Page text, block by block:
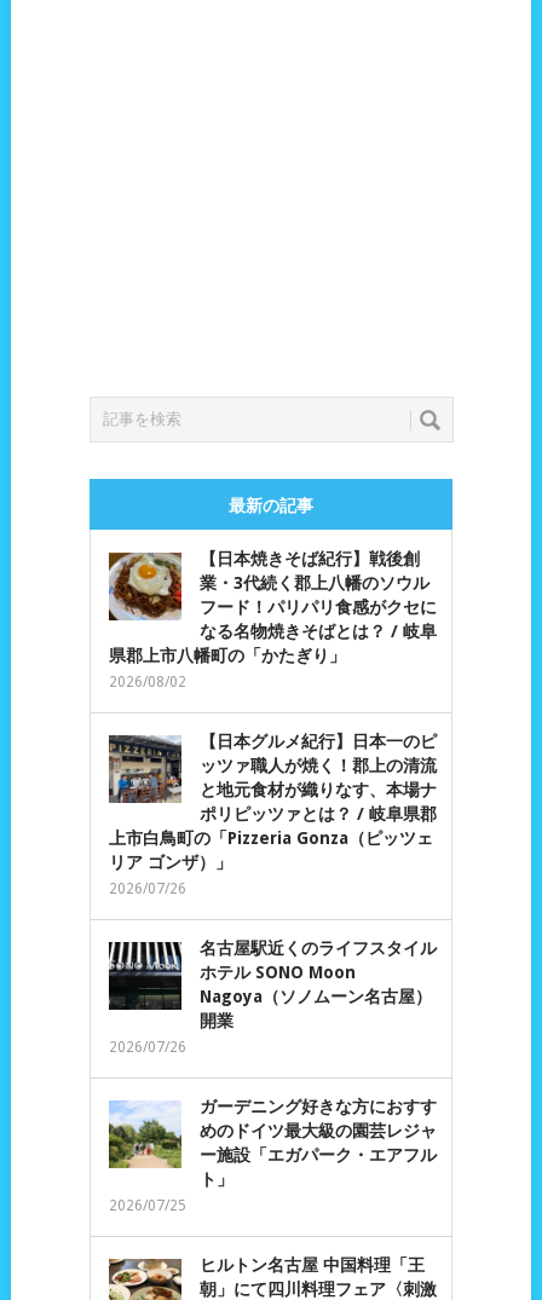
最新の記事
【日本焼きそば紀行】戦後創
業・3代続く郡上八幡のソウル
フード！パリパリ食感がクセに
なる名物焼きそばとは？ / 岐阜
県郡上市八幡町の「かたぎり」
2026/08/02
【日本グルメ紀行】日本一のピ
ッツァ職人が焼く！郡上の清流
と地元食材が織りなす、本場ナ
ポリピッツァとは？ / 岐阜県郡
上市白鳥町の「Pizzeria Gonza（ピッツェ
リア ゴンザ）」
2026/07/26
名古屋駅近くのライフスタイル
ホテル SONO Moon
Nagoya（ソノムーン名古屋）
開業
2026/07/26
ガーデニング好きな方におすす
めのドイツ最大級の園芸レジャ
ー施設「エガパーク・エアフル
ト」
2026/07/25
ヒルトン名古屋 中国料理「王
朝」にて四川料理フェア〈刺激